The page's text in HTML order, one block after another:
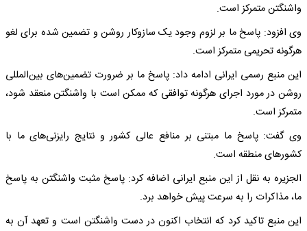
واشنگتن متمرکز است.
وی افزود: پاسخ ما بر لزوم وجود یک سازوکار روشن و تضمین شده برای لغو
هرگونه تحریمی متمرکز است.
این منبع رسمی ایرانی ادامه داد: پاسخ ما بر ضرورت تضمین‌های بین‌المللی
روشن در مورد اجرای هرگونه توافقی که ممکن است با واشنگتن منعقد شود،
متمرکز است.
وی گفت: پاسخ ما مبتنی بر منافع عالی کشور و نتایج رایزنی‌های ما با
کشورهای منطقه است.
الجزیره به نقل از این منبع ایرانی اضافه کرد: پاسخ مثبت واشنگتن به پاسخ
ما، مذاکرات را به سرعت پیش خواهد برد.
این منبع تاکید کرد که انتخاب اکنون در دست واشنگتن است و تعهد آن به